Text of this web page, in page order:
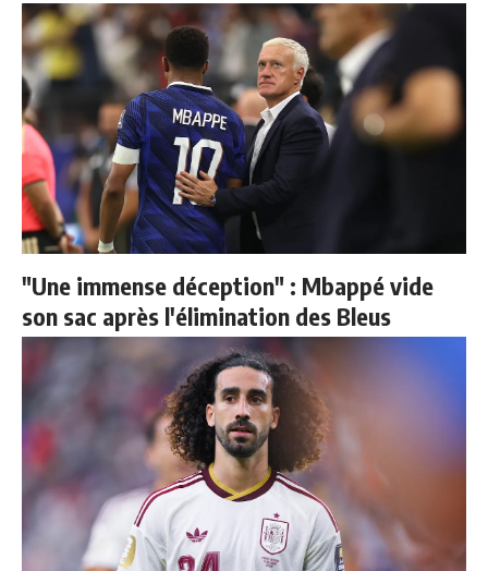
"Une immense déception" : Mbappé vide
son sac après l'élimination des Bleus